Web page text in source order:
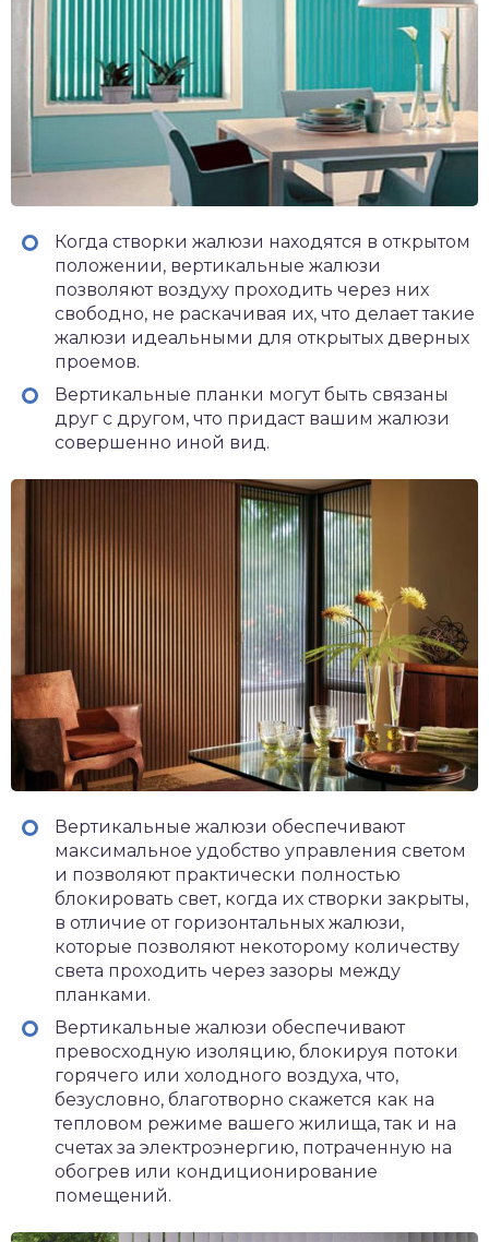
Когда створки жалюзи находятся в открытом
положении, вертикальные жалюзи
позволяют воздуху проходить через них
свободно, не раскачивая их, что делает такие
жалюзи идеальными для открытых дверных
проемов.
Вертикальные планки могут быть связаны
друг с другом, что придаст вашим жалюзи
совершенно иной вид.
Вертикальные жалюзи обеспечивают
максимальное удобство управления светом
и позволяют практически полностью
блокировать свет, когда их створки закрыты,
в отличие от горизонтальных жалюзи,
которые позволяют некоторому количеству
света проходить через зазоры между
планками.
Вертикальные жалюзи обеспечивают
превосходную изоляцию, блокируя потоки
горячего или холодного воздуха, что,
безусловно, благотворно скажется как на
тепловом режиме вашего жилища, так и на
счетах за электроэнергию, потраченную на
обогрев или кондиционирование
помещений.